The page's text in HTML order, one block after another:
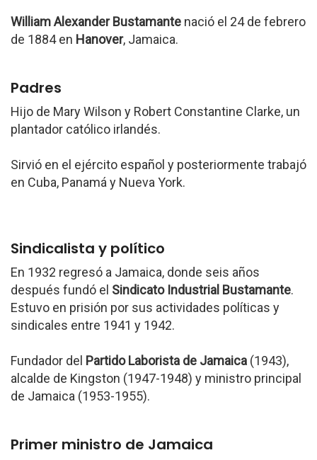
William Alexander Bustamante nació el 24 de febrero
de 1884 en Hanover, Jamaica.
Padres
Hijo de Mary Wilson y Robert Constantine Clarke, un
plantador católico irlandés.
Sirvió en el ejército español y posteriormente trabajó
en Cuba, Panamá y Nueva York.
Sindicalista y político
En 1932 regresó a Jamaica, donde seis años
después fundó el Sindicato Industrial Bustamante.
Estuvo en prisión por sus actividades políticas y
sindicales entre 1941 y 1942.
Fundador del Partido Laborista de Jamaica (1943),
alcalde de Kingston (1947-1948) y ministro principal
de Jamaica (1953-1955).
Primer ministro de Jamaica